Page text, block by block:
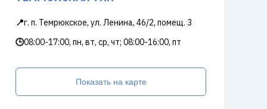
📍г. п. Темрюкское, ул. Ленина, 46/2, помещ. 3
🕒08:00-17:00, пн, вт, ср, чт; 08:00-16:00, пт
Показать на карте